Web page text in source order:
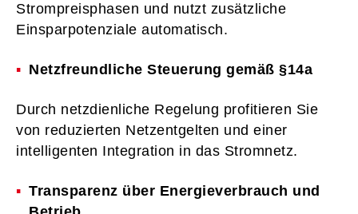
Strompreisphasen und nutzt zusätzliche
Einsparpotenziale automatisch.
Netzfreundliche Steuerung gemäß §14a
Durch netzdienliche Regelung profitieren Sie
von reduzierten Netzentgelten und einer
intelligenten Integration in das Stromnetz.
Transparenz über Energieverbrauch und